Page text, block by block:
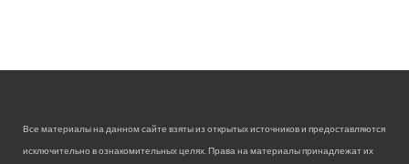
Все материалы на данном сайте взяты из открытых источников и предоставляются
исключительно в ознакомительных целях. Права на материалы принадлежат их